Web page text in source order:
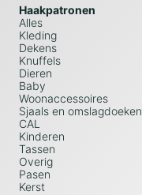
Haakpatronen
Alles
Kleding
Dekens
Knuffels
Dieren
Baby
Woonaccessoires
Sjaals en omslagdoeken
CAL
Kinderen
Tassen
Overig
Pasen
Kerst